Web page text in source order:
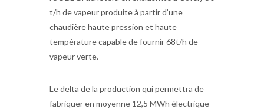
t/h de vapeur produite à partir d’une
chaudière haute pression et haute
température capable de fournir 68t/h de
vapeur verte.
Le delta de la production qui permettra de
fabriquer en moyenne 12,5 MWh électrique